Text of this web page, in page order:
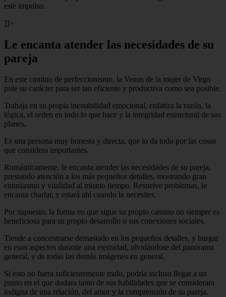
este impulso.
]]>
Le encanta atender las necesidades de su
pareja
En este camino de perfeccionismo, la Venus de la mujer de Virgo
pule su carácter para ser tan eficiente y productiva como sea posible.
Trabaja en su propia inestabilidad emocional, enfatiza la razón, la
lógica, el orden en todo lo que hace y la integridad estructural de sus
planes.
Es una persona muy honesta y directa, que lo da todo por las cosas
que considera importantes.
Románticamente, le encanta atender las necesidades de su pareja,
prestando atención a los más pequeños detalles, mostrando gran
entusiasmo y vitalidad al mismo tiempo. Resuelve problemas, le
encanta charlar, y estará ahí cuando la necesites.
Por supuesto, la forma en que sigue su propio camino no siempre es
beneficiosa para su propio desarrollo o sus conexiones sociales.
Tiende a concentrarse demasiado en los pequeños detalles, y hurgar
en esos aspectos durante una eternidad, olvidándose del panorama
general, y de todas las demás imágenes en general.
Si esto no fuera suficientemente malo, podría incluso llegar a un
punto en el que dudara tanto de sus habilidades que se considerara
indigna de una relación, del amor y la comprensión de su pareja.